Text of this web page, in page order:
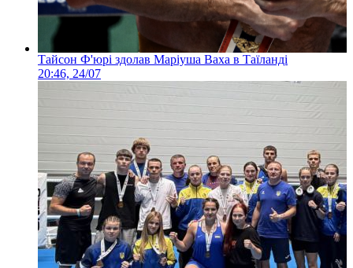
Тайсон Ф'юрі здолав Маріуша Ваха в Таїланді
20:46, 24/07